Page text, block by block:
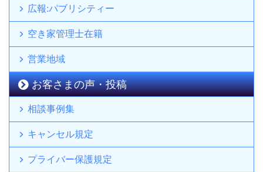
広報:パブリシティー
空き家管理士在籍
営業地域
お客さまの声・投稿
相談事例集
キャンセル規定
プライバー保護規定